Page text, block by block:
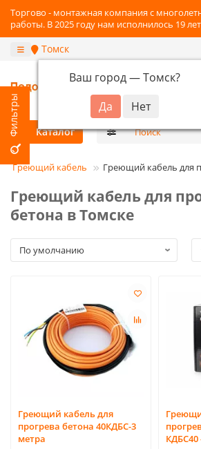
Торгово - монтажная компания с
работы. В 2025 году нам исполнилось 19
Томск
Ваш город —Томск?
+7-3822-96-
Каталог
Греющий кабель Греющий кабель для
Греющий кабель для
бетона в Томске
Греющий кабель для
прогрева бетона 40КДБС-3
метра
КДБС40